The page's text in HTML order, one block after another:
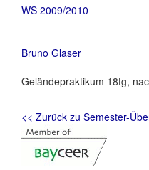
WS 2009/2010
Bruno Glaser
Geländepraktikum 18tg,
<< Zurück zu Semester-